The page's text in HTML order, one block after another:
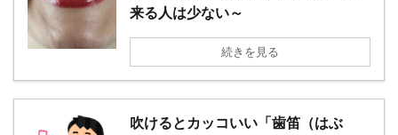
来る人は少ない～
続きを見る
吹けるとカッコいい「歯笛（はぶ